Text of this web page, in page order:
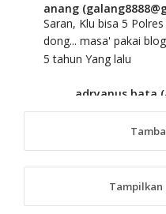
anang
Saran, Klu bisa 5
dong... masa' pakai
5 tahun Yang lalu
adryanus bata
TKS atas saran
tindaklanjuti
anggy
Kami perantu bisa
Tampilkan